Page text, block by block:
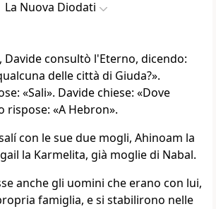
La Nuova Diodati
Davide consultò l'Eterno, dicendo:
delle città di Giuda?».
«Sali». Davide chiese: «Dove
rispose: «A Hebron».
con le sue due mogli, Ahinoam la
la Karmelita, già moglie di Nabal.
anche gli uomini che erano con lui,
famiglia, e si stabilirono nelle